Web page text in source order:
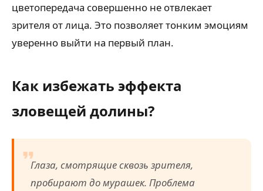
цветопередача совершенно не отвлекает
зрителя от лица. Это позволяет тонким эмоциям
уверенно выйти на первый план.
Как избежать эффекта
зловещей долины?
Глаза, смотрящие сквозь зрителя,
пробирают до мурашек. Проблема